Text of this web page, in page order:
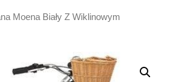
Moena Biały Z Wiklinowym